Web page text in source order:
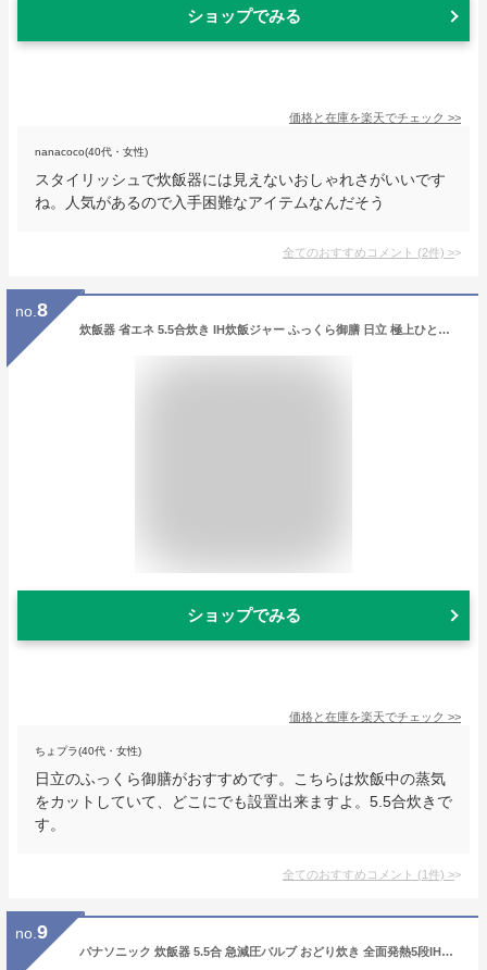
ショップでみる
価格と在庫を楽天でチェック >>
nanacoco(40代・女性)
スタイリッシュで炊飯器には見えないおしゃれさがいいです
ね。人気があるので入手困難なアイテムなんだそう
全てのおすすめコメント (2件) >
no. 8
炊飯器 省エネ 5.5合炊き IH炊飯ジャー ふっくら御膳 日立 極上ひと粒炊き 蒸気カット 外硬内軟 RZ-V100GM-K RZV100GMK 新品 メーカー保証1年付
ショップでみる
価格と在庫を楽天でチェック >>
ちょプラ(40代・女性)
日立のふっくら御膳がおすすめです。こちらは炊飯中の蒸気
をカットしていて、どこにでも設置出来ますよ。5.5合炊きで
す。
全てのおすすめコメント (1件) >
no. 9
パナソニック 炊飯器 5.5合 急減圧バルブ おどり炊き 全面発熱5段IH式 ブラウン SR-M10A-T